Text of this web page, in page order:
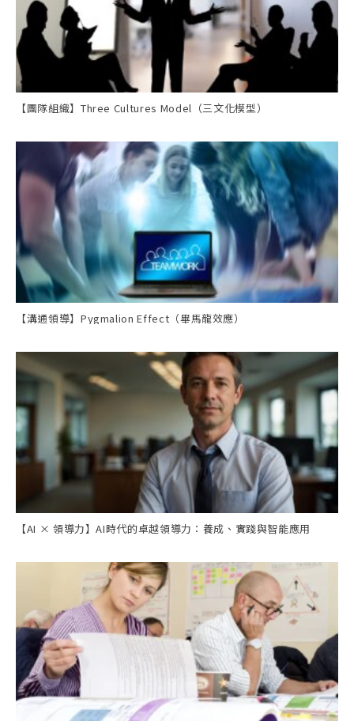
【團隊組織】Three Cultures Model（三文化模型）
【溝通領導】Pygmalion Effect（畢馬龍效應）
【AI × 領導力】AI時代的卓越領導力：養成、實踐與智能應用